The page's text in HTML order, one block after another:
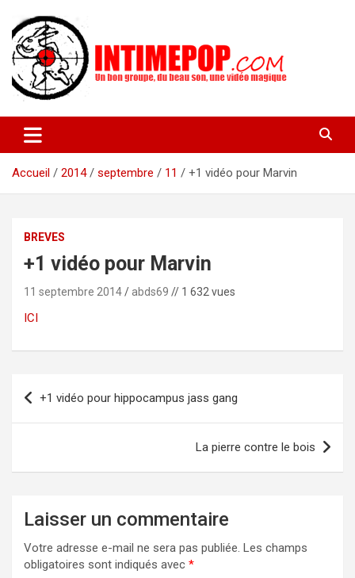
contenu
intimepop.com
actuelles pop rock, post-rock, indé sur Lyon. rock pop concert
lyon
Accueil
2014 septembre 11 +1 vidéo pour Marvin
BREVES
+1 vidéo pour Marvin
11 septembre 2014 abds69 // 1 632 vues
ICI
Navigation
de
+1 vidéo pour hippocampus jass gang
La pierre contre le bois
Laisser un commentaire
Votre adresse e-mail ne sera pas publiée. Les champs
obligatoires sont indiqués avec *